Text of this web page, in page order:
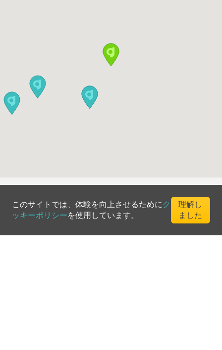
All Rights Reserved
このサイトでは、体験を向上させるためにク
ッキーポリシーを使用しています。
理解し
ました